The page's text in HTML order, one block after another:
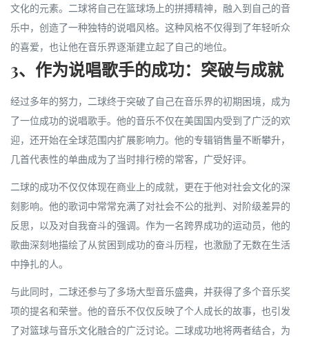
文化的元素。二球将自己在篮球场上的拼搏精神，融入到自己的音
乐中，创造了一种独特的说唱风格。这种风格不仅得到了年轻听众
的喜爱，也让他在音乐界逐渐建立起了自己的地位。
3、作为说唱歌手的成功：突破与成就
经过多年的努力，二球终于突破了自己在音乐界的初期困境，成为
了一位成功的说唱歌手。他的音乐不仅在美国国内受到了广泛的欢
迎，还开始在全球范围内扩展影响力。他的专辑销售量不断攀升，
几首代表性的单曲成为了当时排行榜的常客，广受好评。
二球的成功不仅仅体现在商业上的成就，更在于他对社会文化的深
刻影响。他的歌词中常常充满了对社会不公的批判、对阶级差异的
反思，以及对自我奋斗的强调。作为一名跨界成功的运动员，他的
歌曲深刻地描绘了从贫困到成功的奋斗历程，也激励了无数在生活
中挣扎的人。
与此同时，二球还参与了多场大型音乐盛典，并获得了多个音乐奖
项的提名和荣誉。他的音乐不仅仅反映了个人成长的故事，也引发
了对篮球与音乐文化融合的广泛讨论。二球成功地将两者结合，为